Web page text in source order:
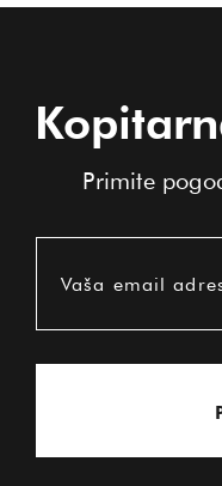
Primite
Vaša email